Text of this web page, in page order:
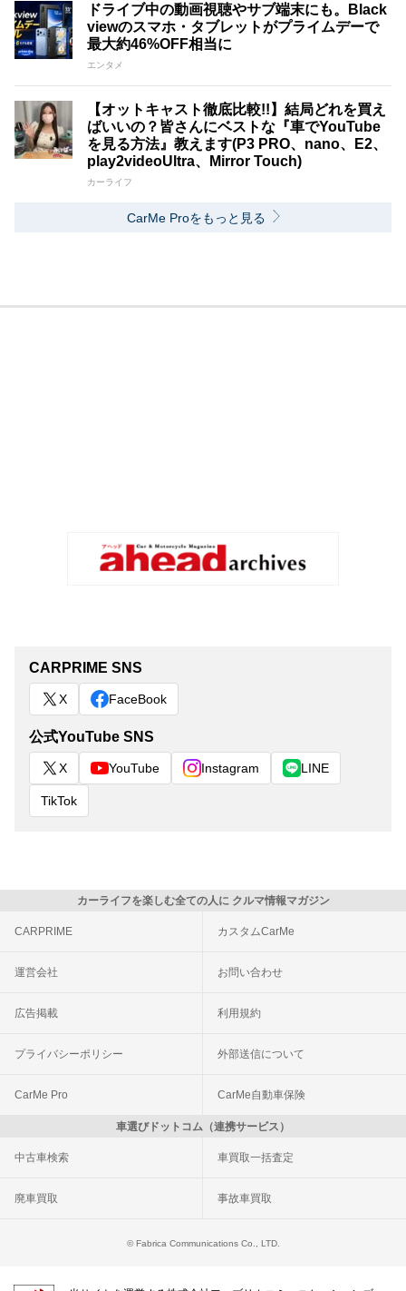
ドライブ中の動画視聴やサブ端末にも。Black
viewのスマホ・タブレットがプライムデーで
最大約46%OFF相当に
エンタメ
【オットキャスト徹底比較!!】結局どれを買え
ばいいの？皆さんにベストな『車でYouTube
を見る方法』教えます(P3 PRO、nano、E2、
play2videoUltra、Mirror Touch)
カーライフ
CarMe Proをもっと見る
CARPRIME SNS
X FaceBook
公式YouTube SNS
X YouTube Instagram LINE
TikTok
カーライフを楽しむ全ての人に クルマ情報マガジン
CARPRIME カスタムCarMe
運営会社 お問い合わせ
広告掲載 利用規約
プライバシーポリシー 外部送信について
CarMe Pro CarMe自動車保険
車選びドットコム（連携サービス）
中古車検索 車買取一括査定
廃車買取 事故車買取
© Fabrica Communications Co., LTD.